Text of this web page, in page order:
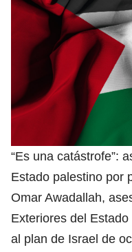
“Es una catástrofe”:
Estado palestino por
Omar Awadallah,
Exteriores del
al plan de Israel de